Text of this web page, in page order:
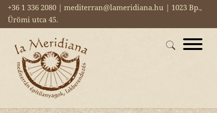
+36 1 336 2080 | mediterran@lameridiana.hu | 1023 Bp.,
Ürömi utca 45.